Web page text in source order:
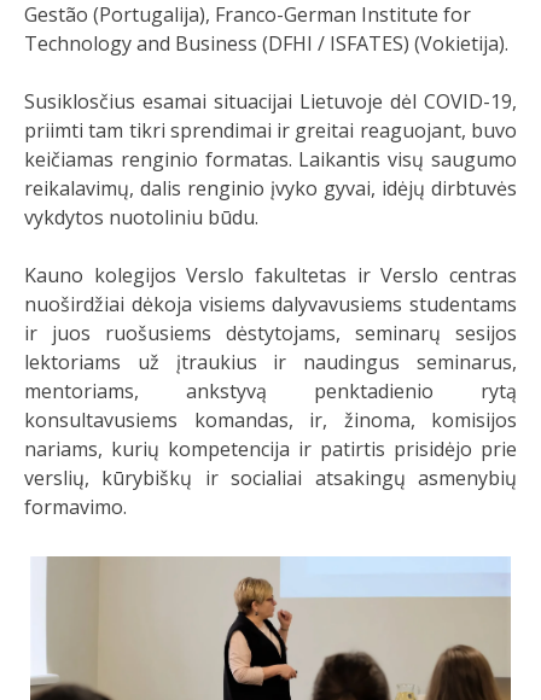
Gestão (Portugalija), Franco-German Institute for
Technology and Business (DFHI / ISFATES) (Vokietija).
Susiklosčius esamai situacijai Lietuvoje dėl COVID-19,
priimti tam tikri sprendimai ir greitai reaguojant, buvo
keičiamas renginio formatas. Laikantis visų saugumo
reikalavimų, dalis renginio įvyko gyvai, idėjų dirbtuvės
vykdytos nuotoliniu būdu.
Kauno kolegijos Verslo fakultetas ir Verslo centras
nuoširdžiai dėkoja visiems dalyvavusiems studentams
ir juos ruošusiems dėstytojams, seminarų sesijos
lektoriams už įtraukius ir naudingus seminarus,
mentoriams, ankstyvą penktadienio rytą
konsultavusiems komandas, ir, žinoma, komisijos
nariams, kurių kompetencija ir patirtis prisidėjo prie
verslių, kūrybiškų ir socialiai atsakingų asmenybių
formavimo.